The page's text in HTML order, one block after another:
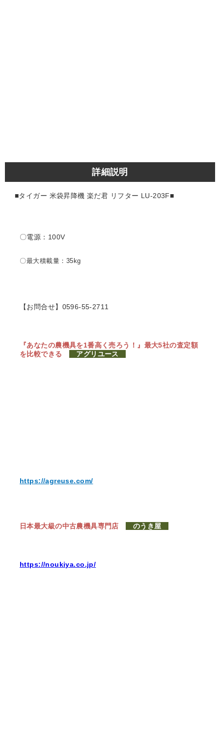
詳細説明
■タイガー 米袋昇降機 楽だ君 リフター LU-203F■
〇電源：100V
〇最大積載量：35kg
【お問合せ】0596-55-2711
『あなたの農機具を1番高く売ろう！』 最大5社の査定額
を比較できる
アグリユース
https://agreuse.com/
日本最大級の中古農機具専門店 のうき屋
https://noukiya.co.jp/